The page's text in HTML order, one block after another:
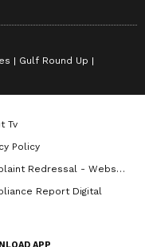
Gulf Round Up
Tv
Policy
Redressal - Website
Report Digital
APP